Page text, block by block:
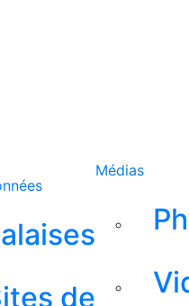
de
Médias